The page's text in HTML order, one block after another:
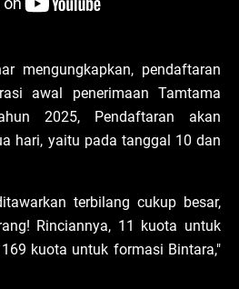
mengungkapkan, pendaftaran
awal penerimaan Tamtama
2025, Pendaftaran akan
hari, yaitu pada tanggal 10 dan
terbilang cukup besar,
Rinciannya, 11 kuota untuk
kuota untuk formasi Bintara,"